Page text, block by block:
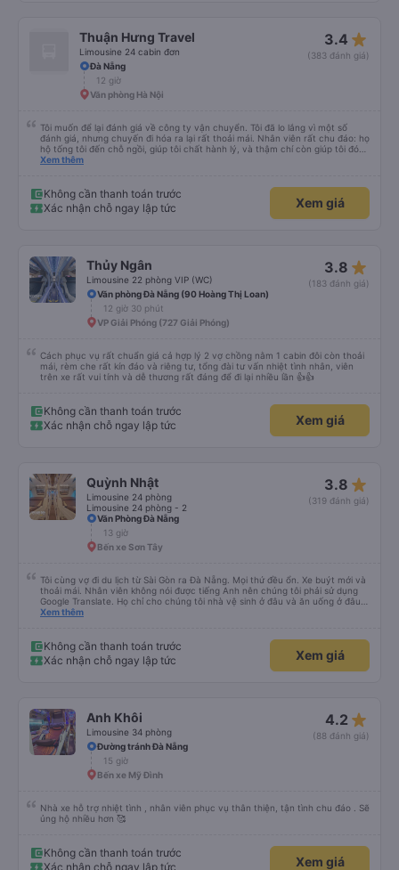
Thuận Hưng Travel
Limousine 24 cabin đơn
3.4 star_rate
(383 đánh giá)
Đà Nẵng
12 giờ
Văn phòng Hà Nội
Tôi muốn để lại đánh giá về công ty vận chuyển. Tôi đã lo lắng vì một số
đánh giá, nhưng chuyến đi hóa ra lại rất thoải mái. Nhân viên rất chu đáo: họ
hộ tống tôi đến chỗ ngồi, giúp tôi chất hành lý, và thậm chí còn giúp tôi đóng
gói giày. Điểm trừ duy nhất là xe buýt đến sớm hơn một tiếng so với giờ khởi
chọn công ty này.
Xem thêm
Không cần thanh toán trước
Xác nhận chỗ ngay lập tức
Xem giá
Thủy Ngân
Limousine 22 phòng VIP (WC)
3.8 star_rate
(183 đánh giá)
Văn phòng Đà Nẵng (90 Hoàng Thị Loan)
12 giờ 30 phút
VP Giải Phóng (727 Giải Phóng)
Cách phục vụ rất chuẩn giá cả hợp lý 2 vợ chồng nằm 1 cabin đôi còn thoải
mái, rèm che rất kín đáo và riêng tư, tổng đài tư vấn nhiệt tình nhân, viên
trên xe rất vui tính và dễ thương rất đáng để đi lại nhiều lần 👍👍
Không cần thanh toán trước
Xác nhận chỗ ngay lập tức
Xem giá
Quỳnh Nhật
Limousine 24 phòng
Limousine 24 phòng - 2
3.8 star_rate
(319 đánh giá)
Văn Phòng Đà Nẵng
13 giờ
Bến xe Sơn Tây
Tôi cùng vợ đi du lịch từ Sài Gòn ra Đà Nẵng. Mọi thứ đều ổn. Xe buýt mới và
thoải mái. Nhân viên không nói được tiếng Anh nên chúng tôi phải sử dụng
Google Translate. Họ chỉ cho chúng tôi nhà vệ sinh ở đâu và ăn uống ở đâu.
Xe buýt dừng 4 lần trong chuyến đi 16 giờ của chúng tôi. Chúng tôi đến sớm
nhưng chúng tôi không hiểu được tiếng Việt. Người quản lý trong khách sạn
của chúng tôi đã giúp đỡ chúng tôi.
Xem thêm
Không cần thanh toán trước
Xác nhận chỗ ngay lập tức
Xem giá
Anh Khôi
Limousine 34 phòng
4.2 star_rate
(88 đánh giá)
Đường tránh Đà Nẵng
15 giờ
Bến xe Mỹ Đình
Nhà xe hỗ trợ nhiệt tình , nhân viên phục vụ thân thiện, tận tình chu đáo . Sẽ
ủng hộ nhiều hơn 🥰
Không cần thanh toán trước
Xác nhận chỗ ngay lập tức
Xem giá